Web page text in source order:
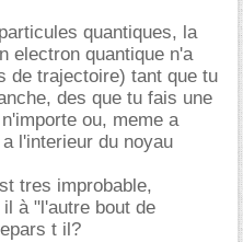
quantiques, la
electron quantique n'a
de trajectoire) tant que tu
des que tu fais une
ou, meme a
l'interieur du noyau
tres improbable,
à "l'autre bout de
t il?